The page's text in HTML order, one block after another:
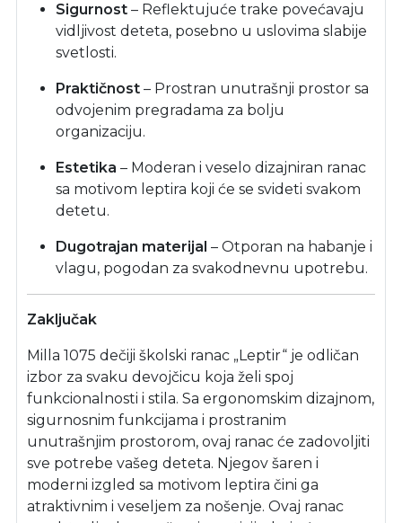
Sigurnost – Reflektujuće trake povećavaju
vidljivost deteta, posebno u uslovima slabije
svetlosti.
Praktičnost – Prostran unutrašnji prostor sa
odvojenim pregradama za bolju
organizaciju.
Estetika – Moderan i veselo dizajniran ranac
sa motivom leptira koji će se svideti svakom
detetu.
Dugotrajan materijal – Otporan na habanje i
vlagu, pogodan za svakodnevnu upotrebu.
Zaključak
Milla 1075 dečiji školski ranac „Leptir“ je odličan
izbor za svaku devojčicu koja želi spoj
funkcionalnosti i stila. Sa ergonomskim dizajnom,
sigurnosnim funkcijama i prostranim
unutrašnjim prostorom, ovaj ranac će zadovoljiti
sve potrebe vašeg deteta. Njegov šaren i
moderni izgled sa motivom leptira čini ga
atraktivnim i veseljem za nošenje. Ovaj ranac